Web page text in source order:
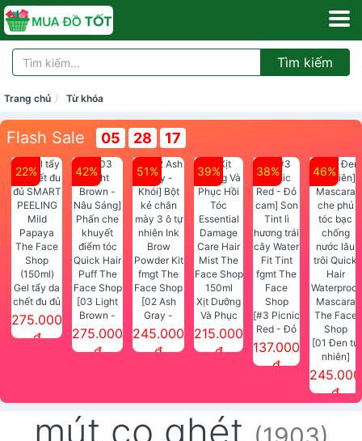
Tìm kiếm
Trang chủ Từ khóa
Flash Sale 05 28 15
22%
Gel tẩy da
chết đu đủ
SMART
PEELING
275.000
đ
42%
[03 Light
Brown -
Nâu Sáng]
Phấn che
275.000
đ
51%
[02 Ash
Gray -
Khói] Bột
kẻ chân
Face Shop
245.000
đ
39%
Xịt Dưỡng
Và Phục
Hồi Tóc
Essential
215.000
đ
38%
[#3 Picnic
Red - Đỏ
cam] Son
Face
137.000
đ
46%
[01 Đen tự
nhiên]
Mascara
che phủ
nước lâu
245.000
đ
mút cọ ghét